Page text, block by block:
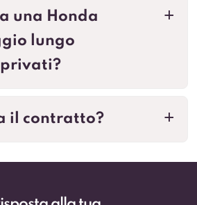
a
una Honda
lungo
a
il contratto?
alla tua